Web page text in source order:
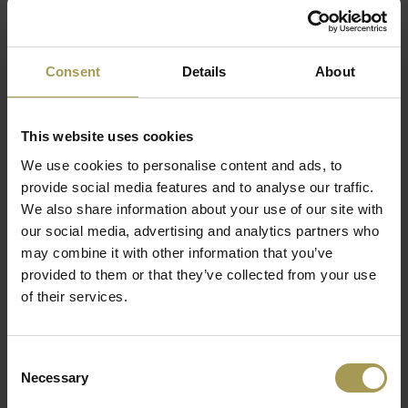
Consent Details About
This website uses cookies
We use cookies to personalise content and ads, to
provide social media features and to analyse our traffic.
We also share information about your use of our site with
our social media, advertising and analytics partners who
may combine it with other information that you’ve
provided to them or that they’ve collected from your use
of their services.
Selection
Necessary
Functionaliteit, bruikbaarheid en veelzijdigheid
maken Mara Gate Training plooitafels op wielen
innovatieve onderwijscontexten te bieden.
Ontwerp:Mara, 2020
Maten:72h x 50d x 65/133b cm
Materiaal: geverfd stalen frame en een melamine
tafelblad(19mm)
Gecertificeerd EN 1729 als schoolbank
Stapelbaar
Minimum order van 10 stuks nodig
Professionele installatie(enkel BeNeLux) inclusief vanaf
Lees meer